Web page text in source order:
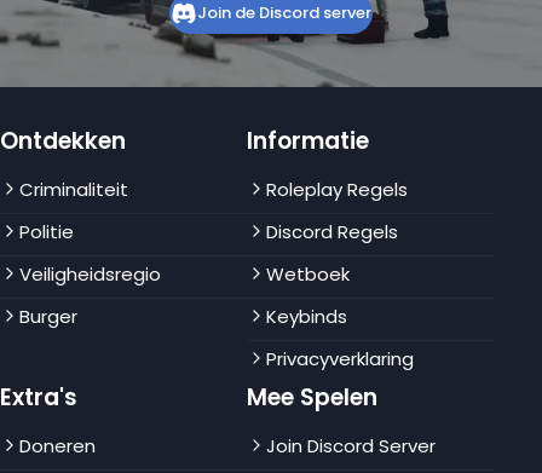
Join de Discord server
Ontdekken
Criminaliteit
Politie
Veiligheidsregio
Burger
Informatie
Roleplay Regels
Discord Regels
Wetboek
Keybinds
Privacyverklaring
Extra's
Doneren
Mee Spelen
Join Discord Server